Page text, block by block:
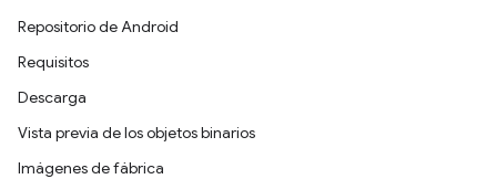
Repositorio de Android
Requisitos
Descarga
Vista previa de los objetos binarios
Imágenes de fábrica